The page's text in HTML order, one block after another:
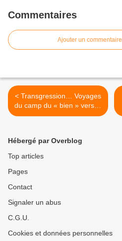
Commentaires
Ajouter un commentaire
< Transgression… Voyages
du camp du « bien » vers le
camp du « mal » !
Hébergé par Overblog
Top articles
Pages
Contact
Signaler un abus
C.G.U.
Cookies et données personnelles